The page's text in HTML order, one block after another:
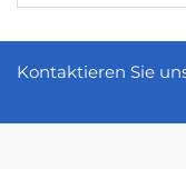
Kontaktieren Sie